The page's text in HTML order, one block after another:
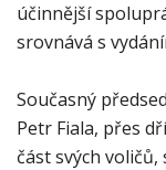
účinnější
srovnává s
Současný
Petr Fiala, přes
část svých